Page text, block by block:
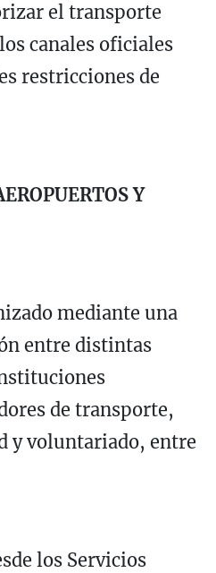
el transporte
canales oficiales
restricciones de
Y
mediante una
entre distintas
de transporte,
y voluntariado, entre
los Servicios